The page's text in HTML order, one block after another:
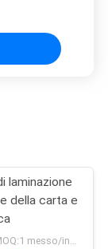
laminazione
della carta e
Negoziabile MOQ:1 messo/insiemi